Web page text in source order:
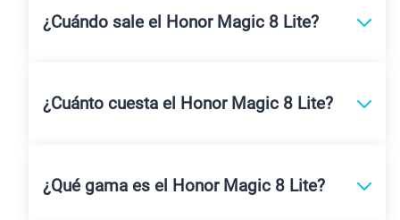
¿Cuándo sale el Honor Magic 8 Lite?
¿Cuánto cuesta el Honor Magic 8 Lite?
¿Qué gama es el Honor Magic 8 Lite?